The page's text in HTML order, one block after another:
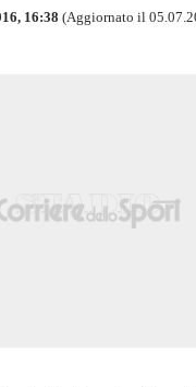
16:38 (Aggiornato il